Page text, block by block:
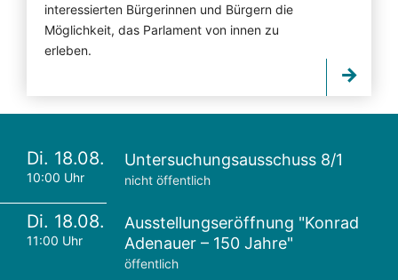
interessierten Bürgerinnen und Bürgern die
Möglichkeit, das Parlament von innen zu
erleben.
Di. 18.08.
10:00 Uhr
Untersuchungsausschuss 8/1
nicht öffentlich
Di. 18.08.
11:00 Uhr
Ausstellungseröffnung "Konrad
Adenauer – 150 Jahre"
öffentlich